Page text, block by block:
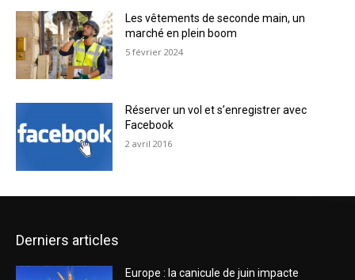
Les vêtements de seconde main, un
marché en plein boom
5 février 2024
Réserver un vol et s’enregistrer avec
Facebook
2 avril 2016
Derniers articles
Europe : la canicule de juin impacte